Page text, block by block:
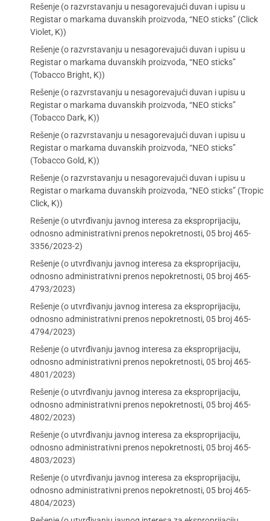
Rešenje (o razvrstavanju u nesagorevajući duvan i upisu u
Registar o markama duvanskih proizvoda, “NEO sticks” (Click
Violet, K))
Rešenje (o razvrstavanju u nesagorevajući duvan i upisu u
Registar o markama duvanskih proizvoda, “NEO sticks”
(Tobacco Bright, K))
Rešenje (o razvrstavanju u nesagorevajući duvan i upisu u
Registar o markama duvanskih proizvoda, “NEO sticks”
(Tobacco Dark, K))
Rešenje (o razvrstavanju u nesagorevajući duvan i upisu u
Registar o markama duvanskih proizvoda, “NEO sticks”
(Tobacco Gold, K))
Rešenje (o razvrstavanju u nesagorevajući duvan i upisu u
Registar o markama duvanskih proizvoda, “NEO sticks” (Tropic
Click, K))
Rešenje (o utvrđivanju javnog interesa za eksproprijaciju,
odnosno administrativni prenos nepokretnosti, 05 broj 465-
3356/2023-2)
Rešenje (o utvrđivanju javnog interesa za eksproprijaciju,
odnosno administrativni prenos nepokretnosti, 05 broj 465-
4793/2023)
Rešenje (o utvrđivanju javnog interesa za eksproprijaciju,
odnosno administrativni prenos nepokretnosti, 05 broj 465-
4794/2023)
Rešenje (o utvrđivanju javnog interesa za eksproprijaciju,
odnosno administrativni prenos nepokretnosti, 05 broj 465-
4801/2023)
Rešenje (o utvrđivanju javnog interesa za eksproprijaciju,
odnosno administrativni prenos nepokretnosti, 05 broj 465-
4802/2023)
Rešenje (o utvrđivanju javnog interesa za eksproprijaciju,
odnosno administrativni prenos nepokretnosti, 05 broj 465-
4803/2023)
Rešenje (o utvrđivanju javnog interesa za eksproprijaciju,
odnosno administrativni prenos nepokretnosti, 05 broj 465-
4804/2023)